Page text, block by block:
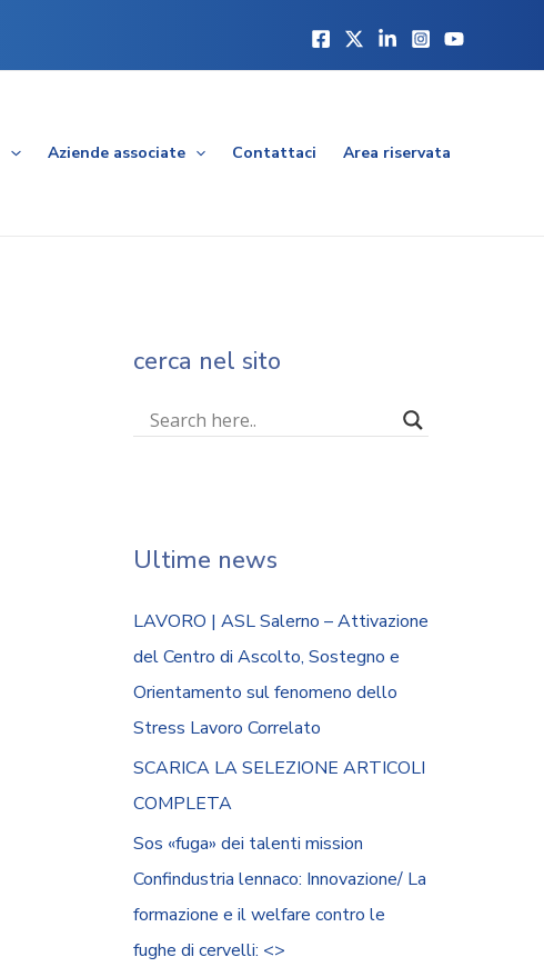
Aziende associate Contattaci Area riservata
cerca nel sito
Ultime news
LAVORO | ASL Salerno – Attivazione
del Centro di Ascolto, Sostegno e
Orientamento sul fenomeno dello
Stress Lavoro Correlato
SCARICA LA SELEZIONE ARTICOLI
COMPLETA
Sos «fuga» dei talenti mission
Confindustria lennaco: Innovazione/ La
formazione e il welfare contro le
fughe di cervelli: <>